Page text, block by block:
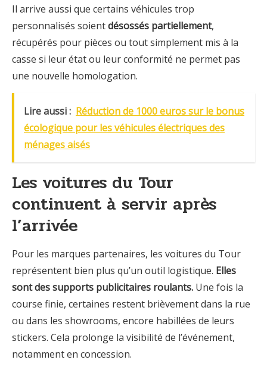
Il arrive aussi que certains véhicules trop
personnalisés soientdésossés partiellement,
récupérés pour pièces ou tout simplement mis à la
casse si leur état ou leur conformité ne permet pas
une nouvelle homologation.
Lire aussi : Réduction de 1000 euros sur le bonus
écologique pour les véhicules électriques des
ménages aisés
Les voitures du Tour
continuent à servir après
l’arrivée
Pour les marques partenaires, les voitures du Tour
représentent bien plus qu’un outil logistique. Elles
sont des supports publicitaires roulants. Une fois la
course finie, certaines restent brièvement dans la rue
ou dans les showrooms, encore habillées de leurs
stickers. Cela prolonge la visibilité de l’événement,
notamment en concession.